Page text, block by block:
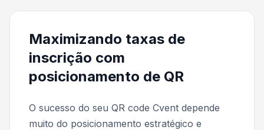
Maximizando taxas de
inscrição com
posicionamento de QR
O sucesso do seu QR code Cvent depende
muito do posicionamento estratégico e